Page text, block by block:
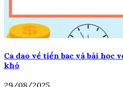
Ca dao về tiền bạc và bài học
khó
29/08/2025